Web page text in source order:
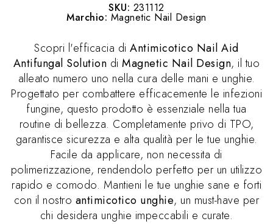
SKU: 231112
Marchio: Magnetic Nail Design
Scopri l'efficacia diAntimicotico Nail Aid
Antifungal Solution diMagnetic Nail Design, il tuo
alleato numero uno nella cura delle mani e unghie.
Progettato per combattere efficacemente le infezioni
fungine, questo prodotto è essenziale nella tua
routine di bellezza. Completamente privo di TPO,
garantisce sicurezza e alta qualità per le tue unghie.
Facile da applicare, non necessita di
polimerizzazione, rendendolo perfetto per un utilizzo
rapido e comodo. Mantieni le tue unghie sane e forti
con il nostro antimicotico unghie, un must-have per
chi desidera unghie impeccabili e curate.